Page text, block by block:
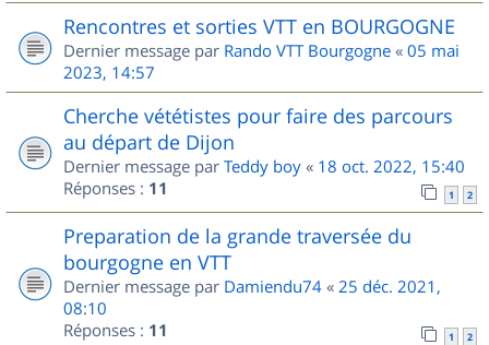
Rencontres et sorties VTT en BOURGOGNE
Dernier message par Rando VTT Bourgogne « 05 mai
2023, 14:57
Cherche vététistes pour faire des parcours
au départ de Dijon
Dernier message par Teddy boy « 18 oct. 2022, 15:40
Réponses : 11 1 2
Preparation de la grande traversée du
bourgogne en VTT
Dernier message par Damiendu74 « 25 déc. 2021,
08:10
Réponses : 11 1 2